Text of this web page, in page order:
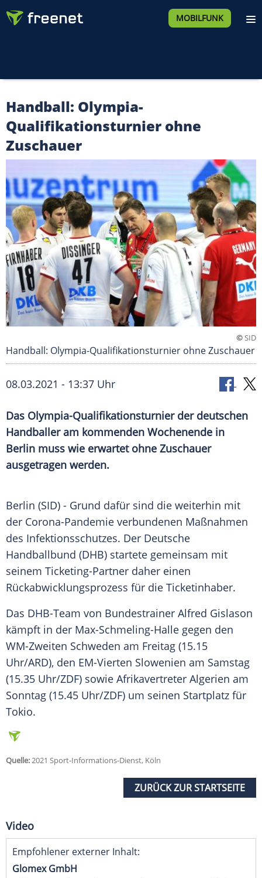
MOBILFUNK
Handball: Olympia-
Qualifikationsturnier ohne
Zuschauer
©SID
Handball: Olympia-Qualifikationsturnier ohne Zuschauer
08.03.2021 - 13:37 Uhr
Das Olympia-Qualifikationsturnier der deutschen
Handballer am kommenden Wochenende in
Berlin muss wie erwartet ohne Zuschauer
ausgetragen werden.
Berlin (SID) - Grund dafür sind die weiterhin mit
der Corona-Pandemie verbundenen Maßnahmen
des Infektionsschutzes. Der Deutsche
Handballbund (DHB) startete gemeinsam mit
seinem Ticketing-Partner daher einen
Rückabwicklungsprozess für die Ticketinhaber.
Das DHB-Team von Bundestrainer Alfred Gislason
kämpft in der Max-Schmeling-Halle gegen den
WM-Zweiten Schweden am Freitag (15.15
Uhr/ARD), den EM-Vierten Slowenien am Samstag
(15.35 Uhr/ZDF) sowie Afrikavertreter Algerien am
Sonntag (15.45 Uhr/ZDF) um seinen Startplatz für
Tokio.
Quelle:2021 Sport-Informations-Dienst, Köln
ZURÜCK ZUR STARTSEITE
Video
Empfohlener externer Inhalt:
Glomex GmbH